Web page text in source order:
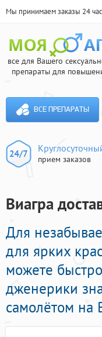
Мы принимаем заказы 24
все для Вашего
препараты для
ВСЕ ПРЕПАРАТЫ
прием заказов
Виагра
Для
для ярких
можете
дженерики
самолётом на